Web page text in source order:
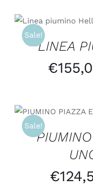
Sale!
SCEGLI
/
DETTAGLI
LINEA
€
Sale!
DETTAGLI
€